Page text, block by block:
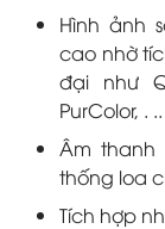
Hình ảnh
cao nhờ
đại như
PurColor, . ..
Âm
thống loa
Tích hợp